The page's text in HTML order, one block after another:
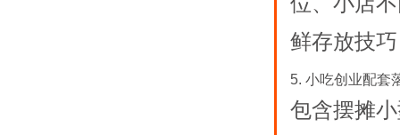
鲜存放技
5. 小吃创业配套
包含摆摊